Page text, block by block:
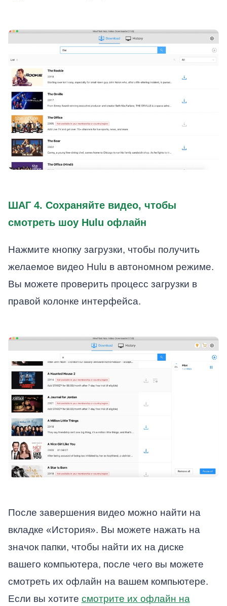
ШАГ 4. Сохраняйте видео, чтобы
смотреть шоу Hulu офлайн
Нажмите кнопку загрузки, чтобы получить
желаемое видео Hulu в автономном режиме.
Вы можете проверить процесс загрузки в
правой колонке интерфейса.
После завершения видео можно найти на
вкладке «История». Вы можете нажать на
значок папки, чтобы найти их на диске
вашего компьютера, после чего вы можете
смотреть их офлайн на вашем компьютере.
Если вы хотите смотрите их офлайн на